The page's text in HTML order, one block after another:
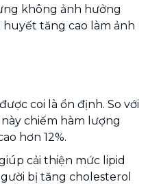
không ảnh hưởng
tăng cao làm ảnh
coi là ổn định. So với
chiếm hàm lượng
hơn 12%.
cải thiện mức lipid
bị tăng cholesterol